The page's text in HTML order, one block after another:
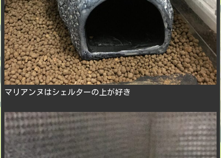
マリアンヌはシェルターの上が好き